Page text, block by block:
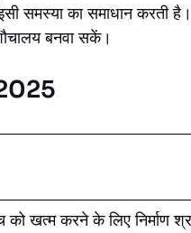
समस्या का समाधान करती
बनवा सकें।
2025
खत्म करने के लिए निर्माण